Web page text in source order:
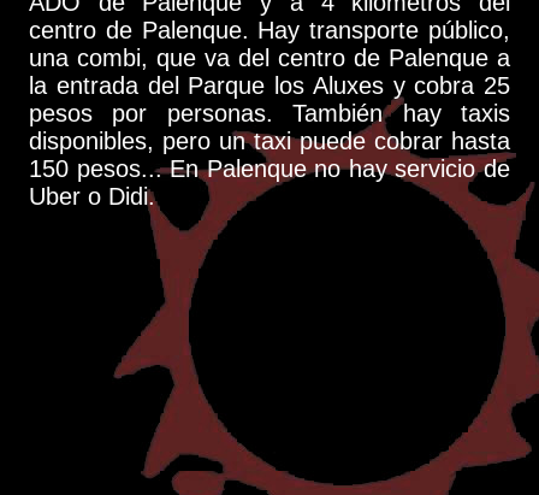
centro de Palenque. Hay transporte público,
una combi, que va del centro de Palenque a
la entrada del Parque los Aluxes y cobra 25
pesos por personas. También hay taxis
disponibles, pero un taxi puede cobrar hasta
150 pesos... En Palenque no hay servicio de
Uber o Didi.